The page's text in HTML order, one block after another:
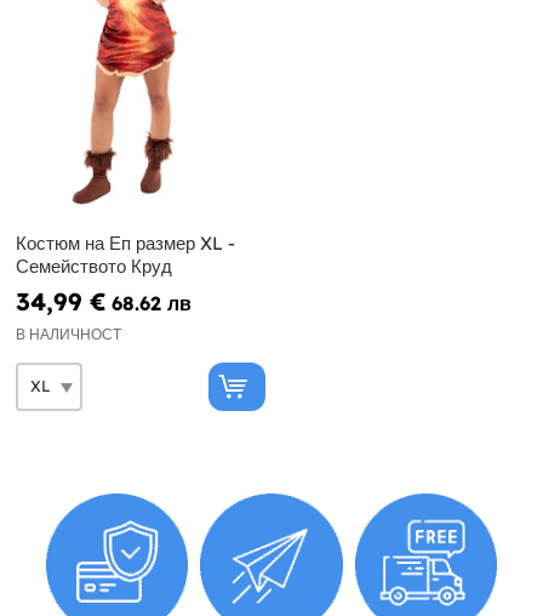
Костюм на Еп размер XL -
Семейството Круд
34,99 € 68.62 лв
В НАЛИЧНОСТ